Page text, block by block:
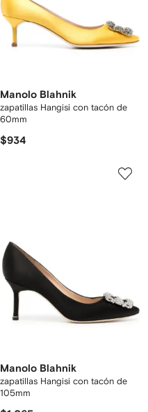
Manolo Blahnik
zapatillas Hangisi con tacón de
60mm
$934
Manolo Blahnik
zapatillas Hangisi con tacón de
105mm